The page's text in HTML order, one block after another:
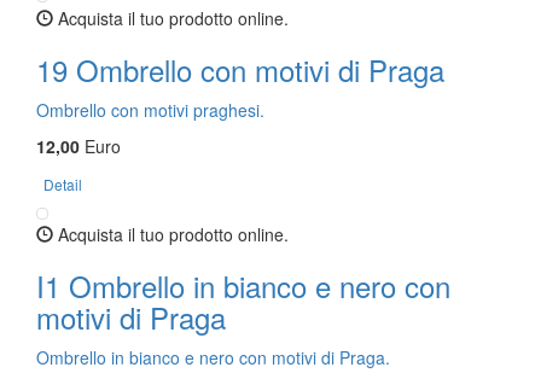
Acquista il tuo prodotto online.
19 Ombrello con motivi di Praga
Ombrello con motivi praghesi.
12,00 Euro
Detail
Acquista il tuo prodotto online.
I1 Ombrello in bianco e nero con
motivi di Praga
Ombrello in bianco e nero con motivi di Praga.